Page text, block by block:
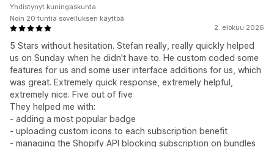
2. elokuu 2026
5 Stars without hesitation. Stefan really, really quickly helped
us on Sunday when he didn't have to. He custom coded some
features for us and some user interface additions for us, which
was great. Extremely quick response, extremely helpful,
extremely nice. Five out of five
They helped me with:
- adding a most popular badge
- uploading custom icons to each subscription benefit
- managing the Shopify API blocking subscription on bundles
Yhdistynyt kuningaskunta
Noin 20 tuntia sovelluksen käyttöä